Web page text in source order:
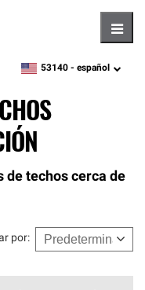
zipcode,language
53140 - español
de techos cerca de
por: